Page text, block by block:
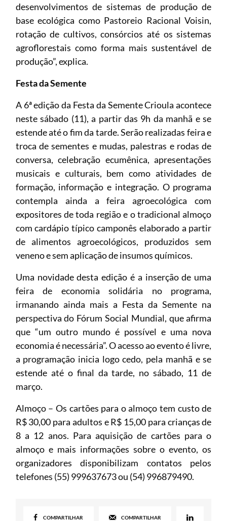
desenvolvimentos de sistemas de produção de
base ecológica como Pastoreio Racional Voisin,
rotação de cultivos, consórcios até os sistemas
agroflorestais como forma mais sustentável de
produção”, explica.
Festa da Semente
A 6ª edição da Festa da Semente Crioula acontece
neste sábado (11), a partir das 9h da manhã e se
estende até o fim da tarde. Serão realizadas feira e
troca de sementes e mudas, palestras e rodas de
conversa, celebração ecumênica, apresentações
musicais e culturais, bem como atividades de
formação, informação e integração. O programa
contempla ainda a feira agroecológica com
expositores de toda região e o tradicional almoço
com cardápio típico camponês elaborado a partir
de alimentos agroecológicos, produzidos sem
veneno e sem aplicação de insumos químicos.
Uma novidade desta edição é a inserção de uma
feira de economia solidária no programa,
irmanando ainda mais a Festa da Semente na
perspectiva do Fórum Social Mundial, que afirma
que “um outro mundo é possível e uma nova
economia é necessária”. O acesso ao evento é livre,
a programação inicia logo cedo, pela manhã e se
estende até o final da tarde, no sábado, 11 de
março.
Almoço – Os cartões para o almoço tem custo de
R$ 30,00 para adultos e R$ 15,00 para crianças de
8 a 12 anos. Para aquisição de cartões para o
almoço e mais informações sobre o evento, os
organizadores disponibilizam contatos pelos
telefones (55) 999637673 ou (54) 996879490.
COMPARTILHAR COMPARTILHAR